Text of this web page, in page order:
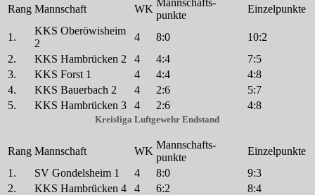
Rang Mannschaft WK
punkte
Einzelpunkte
1.
KKS Oberöwisheim
2
4 8:0
10:2
2.
KKS Hambrücken 2 4 4:4
7:5
3.
KKS Forst 1 4 4:4
4:8
4.
KKS Bauerbach 2 4 2:6
5:7
5.
KKS Hambrücken 3 4 2:6 4:8
Kreisliga Luftgewehr Endstand
Rang Mannschaft WK
Mannschafts-
punkte
Einzelpunkte
1.
SV Gondelsheim 1 4 8:0
9:3
2.
KKS Hambrücken 4 4 6:2
8:4